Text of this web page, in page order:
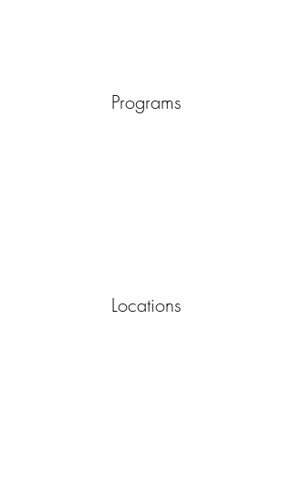
Programs
Locations